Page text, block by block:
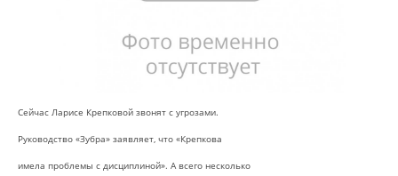
Сейчас Ларисе Крепковой звонят с угрозами.
Руководство «Зубра» заявляет, что «Крепкова
имела проблемы с дисциплиной». А всего несколько